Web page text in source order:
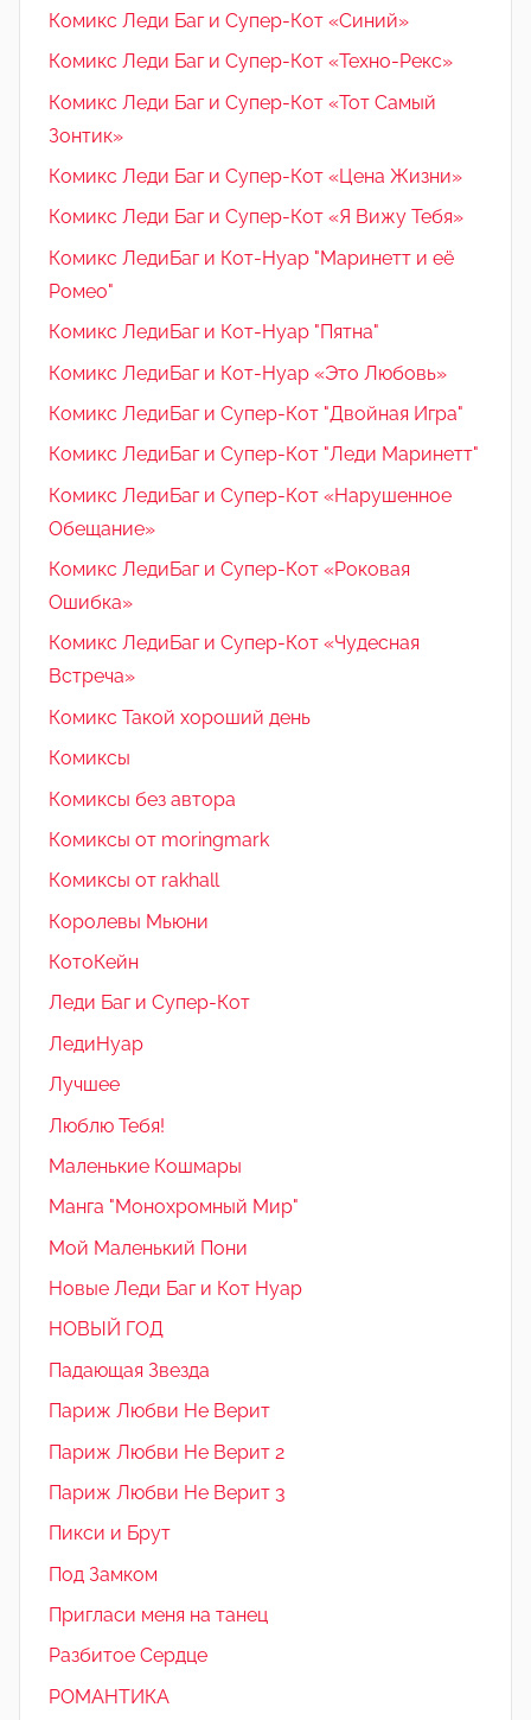
Комикс Леди Баг и Супер-Кот «Синий»
Комикс Леди Баг и Супер-Кот «Техно-Рекс»
Комикс Леди Баг и Супер-Кот «Тот Самый
Зонтик»
Комикс Леди Баг и Супер-Кот «Цена Жизни»
Комикс Леди Баг и Супер-Кот «Я Вижу Тебя»
Комикс ЛедиБаг и Кот-Нуар "Маринетт и её
Ромео"
Комикс ЛедиБаг и Кот-Нуар "Пятна"
Комикс ЛедиБаг и Кот-Нуар «Это Любовь»
Комикс ЛедиБаг и Супер-Кот "Двойная Игра"
Комикс ЛедиБаг и Супер-Кот "Леди Маринетт"
Комикс ЛедиБаг и Супер-Кот «Нарушенное
Обещание»
Комикс ЛедиБаг и Супер-Кот «Роковая
Ошибка»
Комикс ЛедиБаг и Супер-Кот «Чудесная
Встреча»
Комикс Такой хороший день
Комиксы
Комиксы без автора
Комиксы от moringmark
Комиксы от rakhall
Королевы Мьюни
КотоКейн
Леди Баг и Супер-Кот
ЛедиНуар
Лучшее
Люблю Тебя!
Маленькие Кошмары
Манга "Монохромный Мир"
Мой Маленький Пони
Новые Леди Баг и Кот Нуар
НОВЫЙ ГОД
Падающая Звезда
Париж Любви Не Верит
Париж Любви Не Верит 2
Париж Любви Не Верит 3
Пикси и Брут
Под Замком
Пригласи меня на танец
Разбитое Сердце
РОМАНТИКА